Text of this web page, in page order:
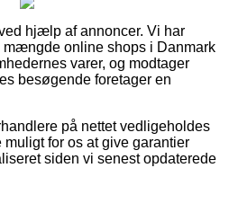
hjælp af annoncer. Vi har
mængde online shops i Danmark
varer, og modtager
besøgende foretager en
på nettet vedligeholdes
for os at give garantier
siden vi senest opdaterede